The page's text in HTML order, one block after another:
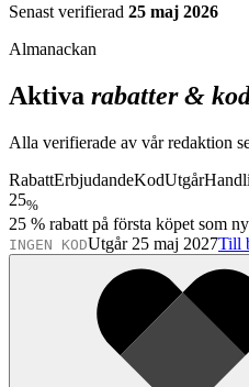
Senast verifierad 25 maj 2026
Almanackan
Aktiva rabatter &
Alla verifierade av vår redaktion
RabattErbjudandeKodUtgår
25%
25 % rabatt på första köpet som
INGEN KODUtgår 25 maj 2027Till